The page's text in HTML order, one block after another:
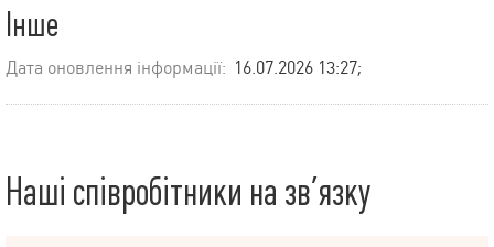
Інше
Дата оновлення інформації: 16.07.2026 13:27;
Наші співробітники на зв’язку